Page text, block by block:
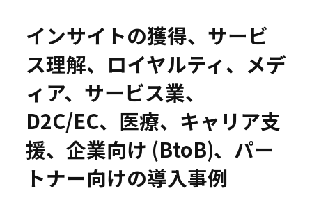
事例
お役立ち情報
インサイトの獲得、サービ
ス理解、ロイヤルティ、メデ
ィア、サービス業、
D2C/EC、医療、キャリア支
援、企業向け (BtoB)、パー
トナー向けの導入事例